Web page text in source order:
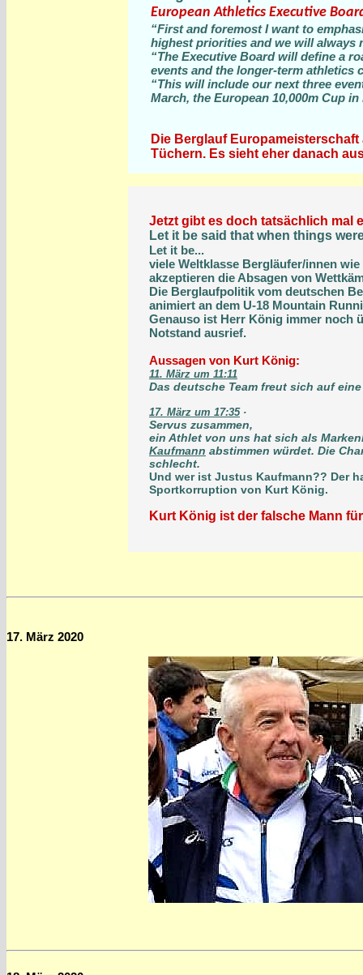
European Athletics Executive
“First and foremost I want to
highest priorities and we will always
“The Executive Board will define a
events and the longer-term athletics
“This will include our next three
March, the European 10,000m Cup
Die Berglauf
Tüchern. Es sieht eher danach
Jetzt gibt es doch tatsächlich mal
Let it be said that when things
Let it be...
viele Weltklasse Bergläufer/innen
akzeptieren die Absagen von
Die Berglaufpolitik vom deutschen
animiert an dem U-18 Mountain
Genauso ist Herr König immer noch
Notstand ausrief.
Aussagen von Kurt König:
11. März um 11:11
Das deutsche Team freut sich auf
17. März um 17:35·
Servus zusammen,
ein Athlet von uns hat sich als
Kaufmann abstimmen würdet. Die
schlecht.
Und wer ist Justus Kaufmann?? Der
Sportkorruption von Kurt König.
Kurt König ist der falsche Mann
17. März 2020